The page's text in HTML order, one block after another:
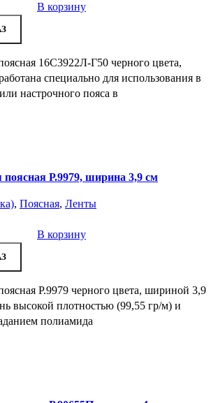
В корзину
16С3922Л-Г50 черного цвета,
специально для использования в
настрочного пояса в
поясная Р.9979, ширина 3,9 см
, Поясная, Ленты
В корзину
Р.9979 черного цвета, шириной 3,9
высокой плотностью (99,55 гр/м) и
полиамида